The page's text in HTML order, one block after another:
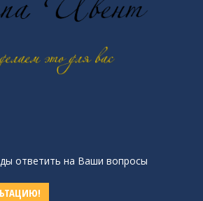
ответить на Ваши вопросы